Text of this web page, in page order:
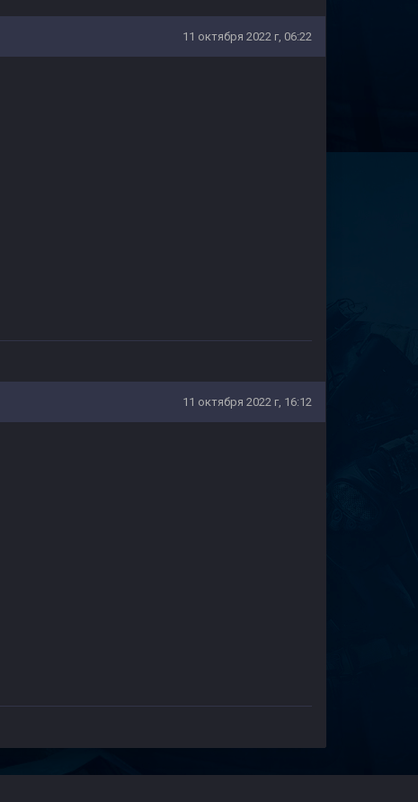
11 октября 2022 г, 06:22
11 октября 2022 г, 16:12